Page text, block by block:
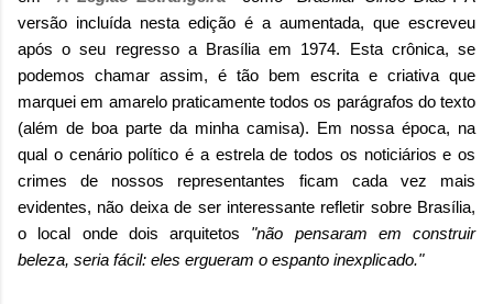
versão incluída nesta edição é a aumentada, que escreveu
após o seu regresso a Brasília em 1974. Esta crônica, se
podemos chamar assim, é tão bem escrita e criativa que
marquei em amarelo praticamente todos os parágrafos do texto
(além de boa parte da minha camisa). Em nossa época, na
qual o cenário político é a estrela de todos os noticiários e os
crimes de nossos representantes ficam cada vez mais
evidentes, não deixa de ser interessante refletir sobre Brasília,
o local onde dois arquitetos "não pensaram em construir
beleza, seria fácil: eles ergueram o espanto inexplicado."